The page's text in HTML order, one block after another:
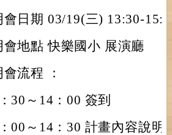
會日期 03/19(三) 13:30-
會地點 快樂國小 展演廳
流程 ：
30～14：00 簽到
00～14：30 計畫內容說明